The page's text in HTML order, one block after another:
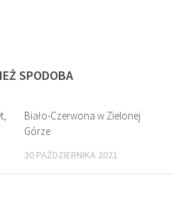
SPODOBA
Biało-Czerwona w Zielonej
Górze
30 PAŹDZIERNIKA 2021